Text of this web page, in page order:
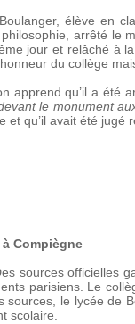
élève en
arrêté le
jour et relâché à
du collège
apprend qu’il a été
le monument
et qu’il avait été
Compiègne
sources officielles
parisiens. Le
sources, le lycée
scolaire.